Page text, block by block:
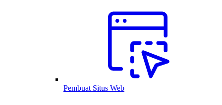
Pembuat Situs Web